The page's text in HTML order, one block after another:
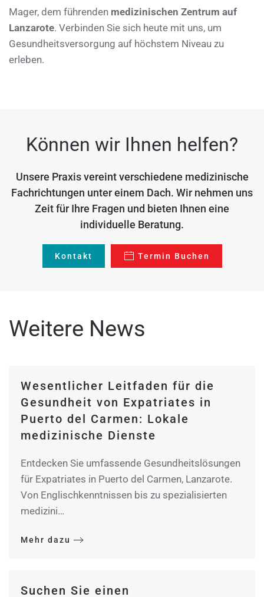
Mager, dem führenden medizinischen Zentrum auf
Lanzarote. Verbinden Sie sich heute mit uns, um
Gesundheitsversorgung auf höchstem Niveau zu
erleben.
Können wir Ihnen helfen?
Unsere Praxis vereint verschiedene medizinische
Fachrichtungen unter einem Dach. Wir nehmen uns
Zeit für Ihre Fragen und bieten Ihnen eine
individuelle Beratung.
Kontakt Termin Buchen
Weitere News
Wesentlicher Leitfaden für die
Gesundheit von Expatriates in
Puerto del Carmen: Lokale
medizinische Dienste
Entdecken Sie umfassende Gesundheitslösungen
für Expatriates in Puerto del Carmen, Lanzarote.
Von Englischkenntnissen bis zu spezialisierten
medizini…
Mehr dazu
Suchen Sie einen